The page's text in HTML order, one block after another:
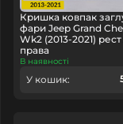
Кришка ковпак
фари Jeep Grand
Wk2 (2013-2021) рест
права
В наявності
У кошик: